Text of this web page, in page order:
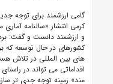
گامی ارزشمند برای توجه
کرمی انتشار «سالنامه
و ارزشمند دانست و گفت:
کشورهای در حال توسعه که
های بین المللی در تلاش
اقداماتی می تواند در
مند» زمینه توجه جدی تر